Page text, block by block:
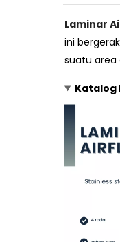
Laminar
ini
suatu area
Katalog